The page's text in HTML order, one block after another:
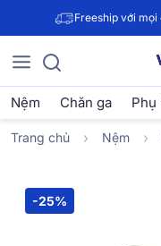
Freeship với mọi
Nệm Chăn ga Phụ
Trang chủ Nệm
-25%